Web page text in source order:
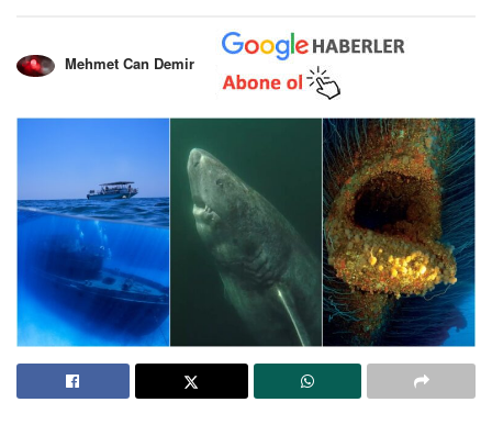
Mehmet Can Demir